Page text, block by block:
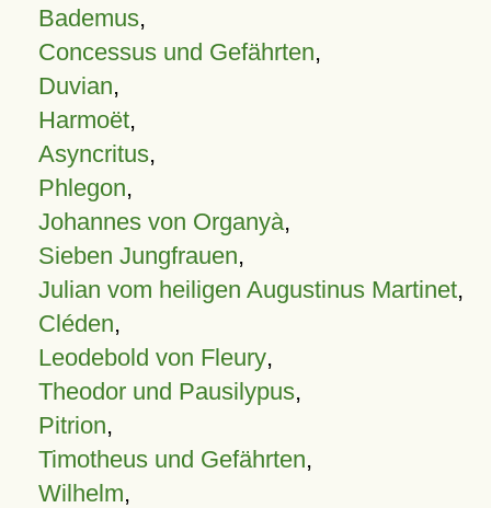
Bademus,
Concessus und Gefährten,
Duvian,
Harmoët,
Asyncritus,
Phlegon,
Johannes von Organyà,
Sieben Jungfrauen,
Julian vom heiligen Augustinus Martinet,
Cléden,
Leodebold von Fleury,
Theodor und Pausilypus,
Pitrion,
Timotheus und Gefährten,
Wilhelm,